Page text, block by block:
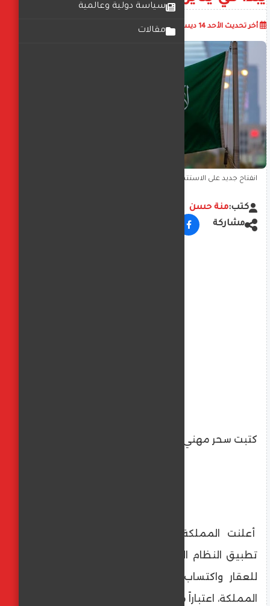
سياسة دولية وعالمية
مقالات أخر تحديث الأحد 14 ديسمبر 2025
انفتاح جديد على الاستثمار.. السعودية تسمح للأجانب بتملك العقار
كتب:منة حسن
مشاركة
كتبت سحر مهني
أعلنت المملكة العربية السعودية عن بدء
تطبيق النظام المحدث لتملك غير السعوديين
للعقار واكتساب الحقوق العينية عليه داخل